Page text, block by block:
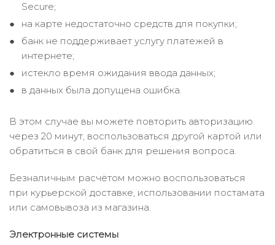
Secure;
на карте недостаточно средств для покупки;
банк не поддерживает услугу платежей в
интернете;
истекло время ожидания ввода данных;
в данных была допущена ошибка.
В этом случае вы можете повторить авторизацию
через 20 минут, воспользоваться другой картой или
обратиться в свой банк для решения вопроса.
Безналичным расчётом можно воспользоваться
при курьерской доставке, использовании постамата
или самовывоза из магазина.
Электронные системы